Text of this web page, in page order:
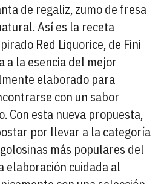
de regaliz, zumo de fresa
Así es la receta
Red Liquorice, de Fini
a la esencia del mejor
elaborado para
con un sabor
Con esta nueva propuesta,
por llevar a la categoría
más populares del
elaboración cuidada al